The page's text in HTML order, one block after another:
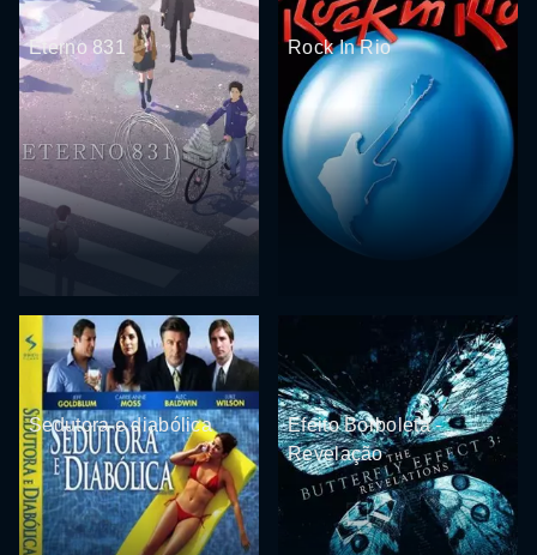
Eterno 831 Rock In Rio
Sedutora e diabólica
Efeito Borboleta -
Revelação